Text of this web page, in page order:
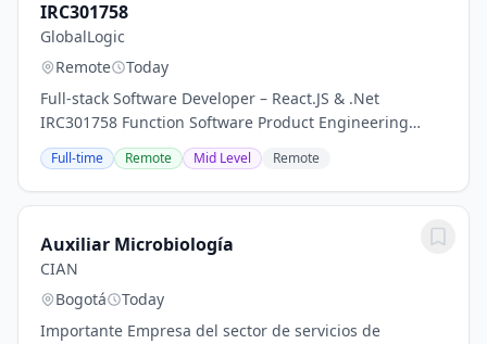
IRC301758
GlobalLogic
Remote
Today
Full-stack Software Developer – React.JS & .Net
IRC301758 Function Software Product Engineering
Experience 5-10 years Location Peru - Lima Skills .net,
C#, JSON, JSON payloads, ReactJS, TypeScript,...
Full-time Remote Mid Level Remote
Auxiliar Microbiología
CIAN
Bogotá
Today
Importante Empresa del sector de servicios de